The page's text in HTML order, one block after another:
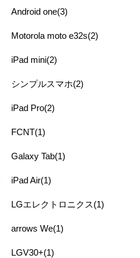
Android one(3)
Motorola moto e32s(2)
iPad mini(2)
シンプルスマホ(2)
iPad Pro(2)
FCNT(1)
Galaxy Tab(1)
iPad Air(1)
LGエレクトロニクス(1)
arrows We(1)
LGV30+(1)